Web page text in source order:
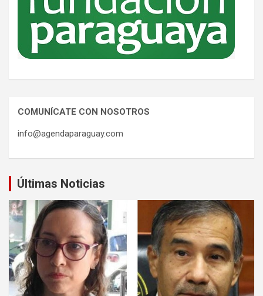
COMUNÍCATE CON NOSOTROS
info@agendaparaguay.com
Últimas Noticias